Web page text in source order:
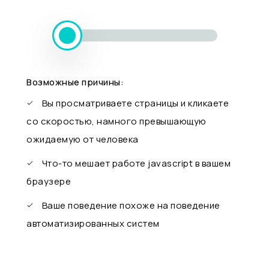
Возможные причины:
Вы просматриваете страницы и кликаете
со скоростью, намного превышающую
ожидаемую от человека
Что-то мешает работе javascript в вашем
браузере
Ваше поведение похоже на поведение
автоматизированных систем